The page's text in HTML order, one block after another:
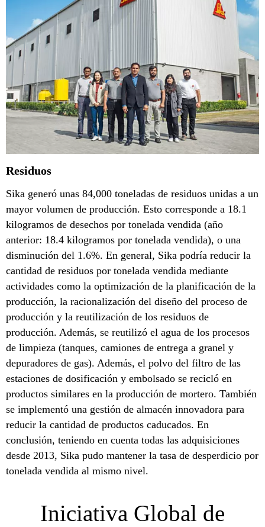
Residuos
Sika generó unas 84,000 toneladas de residuos unidas a un
mayor volumen de producción. Esto corresponde a 18.1
kilogramos de desechos por tonelada vendida (año
anterior: 18.4 kilogramos por tonelada vendida), o una
disminución del 1.6%. En general, Sika podría reducir la
cantidad de residuos por tonelada vendida mediante
actividades como la optimización de la planificación de la
producción, la racionalización del diseño del proceso de
producción y la reutilización de los residuos de
producción. Además, se reutilizó el agua de los procesos
de limpieza (tanques, camiones de entrega a granel y
depuradores de gas). Además, el polvo del filtro de las
estaciones de dosificación y embolsado se recicló en
productos similares en la producción de mortero. También
se implementó una gestión de almacén innovadora para
reducir la cantidad de productos caducados. En
conclusión, teniendo en cuenta todas las adquisiciones
desde 2013, Sika pudo mantener la tasa de desperdicio por
tonelada vendida al mismo nivel.
Iniciativa Global de